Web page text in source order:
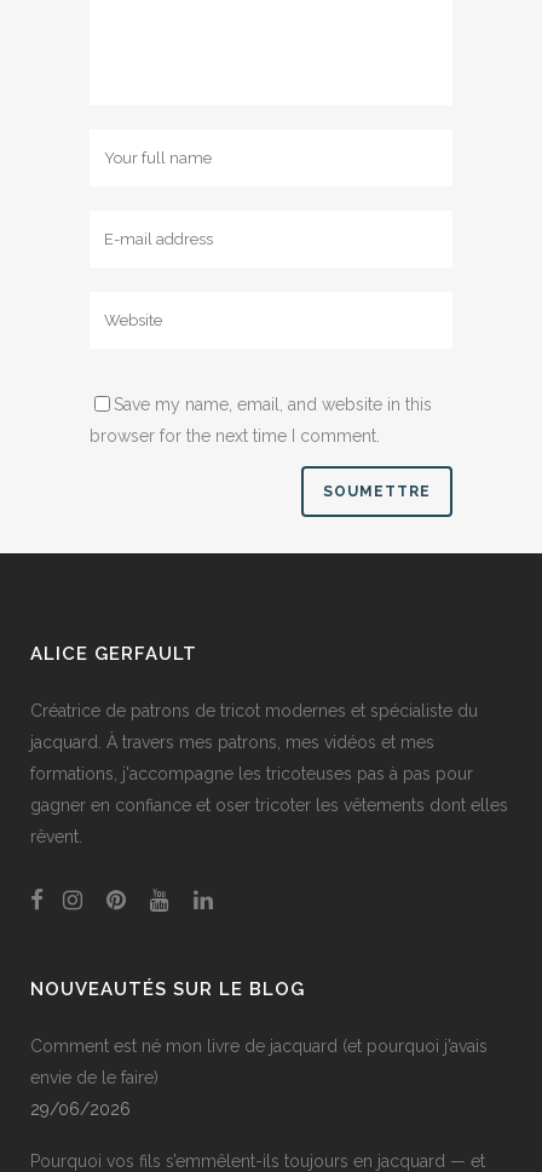
Save my name, email, and website in this
browser for the next time I comment.
ALICE GERFAULT
Créatrice de patrons de tricot modernes et spécialiste du
jacquard. À travers mes patrons, mes vidéos et mes
formations, j'accompagne les tricoteuses pas à pas pour
gagner en confiance et oser tricoter les vêtements dont elles
rêvent.
NOUVEAUTÉS SUR LE BLOG
Comment est né mon livre de jacquard (et pourquoi j’avais
envie de le faire)
29/06/2026
Pourquoi vos fils s’emmêlent-ils toujours en jacquard — et